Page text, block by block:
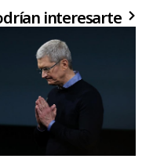
interesarte